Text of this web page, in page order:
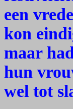
een
kon
maar
hun
wel tot